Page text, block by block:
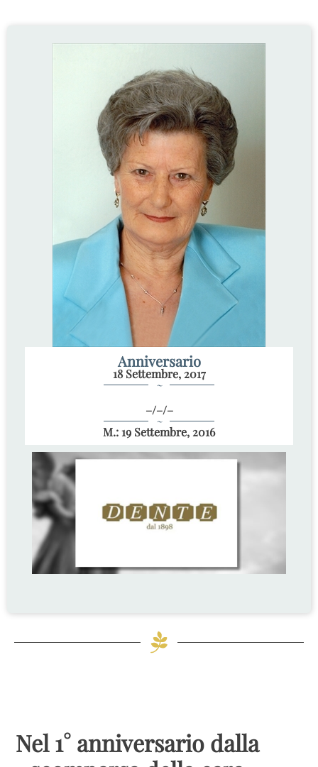
Anniversario
18 Settembre, 2017
~
–/–/–
~
M.: 19 Settembre, 2016
Nel 1° anniversario dalla